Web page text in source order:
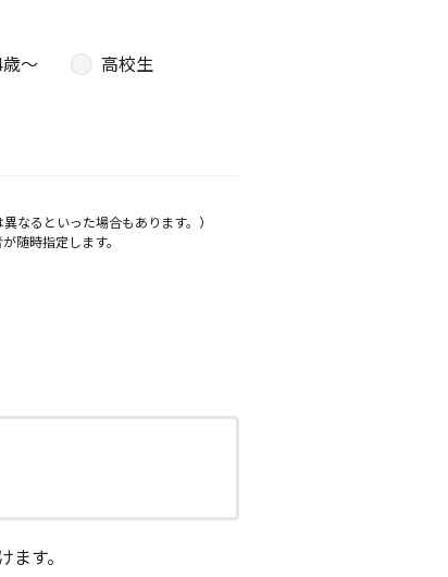
〜
高校生
なるといった場合もあります。）
随時指定します。
す。